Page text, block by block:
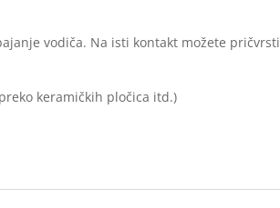
vodiča. Na isti kontakt možete
keramičkih pločica itd.)